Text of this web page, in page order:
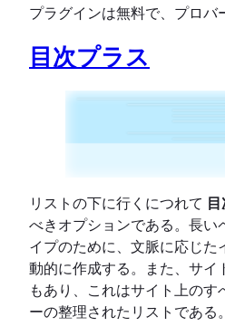
プラグインは無料で、プロバ
目次プラス
リストの下に行くにつれて
べきオプションである。長い
イプのために、文脈に応じた
動的に作成する。また、サイ
もあり、これはサイト上のす
ーの整理されたリストである。